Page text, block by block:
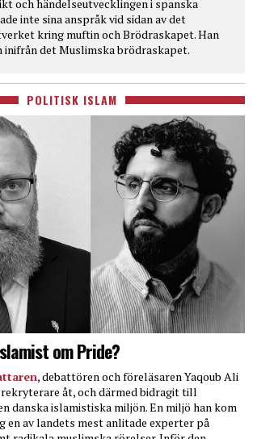
och händelseutvecklingen i spanska
inte sina anspråk vid sidan av det
kring muftin och Brödraskapet. Han
inifrån det Muslimska brödraskapet.
POLITISK ISLAM
om Pride?
, debattören och föreläsaren Yaqoub Ali
åt, och därmed bidragit till
danska islamistiska miljön. En miljö han kom
en av landets mest anlitade experter på